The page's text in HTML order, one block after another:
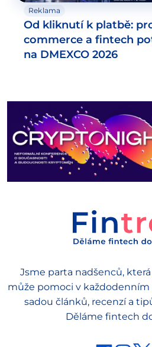
Reklama
Od kliknutí k platbě:
commerce a fintech
na DMEXCO 2026
Jsme parta nadšenců,
může pomoci v
sadou článků, recenzí a
Děláme fintech